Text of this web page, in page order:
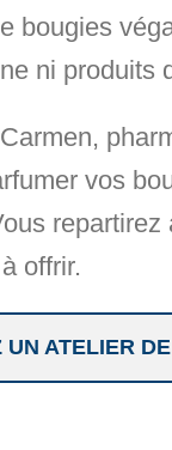
bougies
ni produits
Carmen,
vos
repartirez
offrir.
UN ATELIER